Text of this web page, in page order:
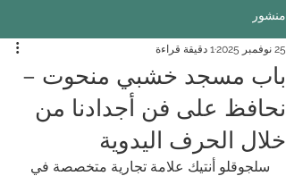
منشور
باب مسجد خشبي منحوت –
نحافظ على فن أجدادنا من
خلال الحرف اليدوية
25 نوفمبر 2025 1 دقيقة قراءة
سلجوقلو أنتيك علامة تجارية متخصصة في